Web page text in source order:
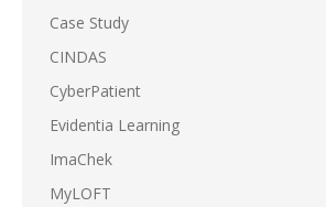
Case Study
CINDAS
CyberPatient
Evidentia Learning
ImaChek
MyLOFT